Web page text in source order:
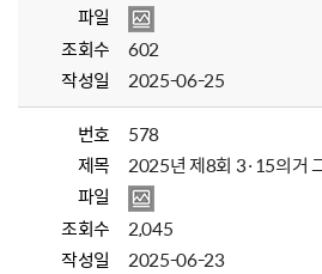
파일
조회수
602
작성일
2025-06-25
번호
578
제목
2025년 제8회 3·15의거
파일
조회수
2,045
작성일
2025-06-23